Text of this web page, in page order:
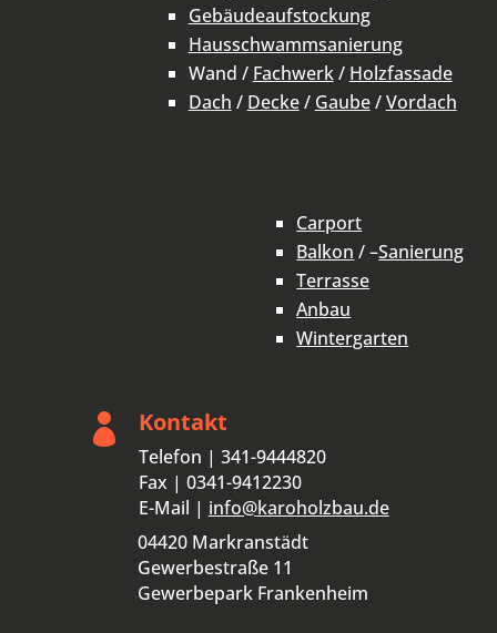
Gebäudeaufstockung
Hausschwammsanierung
Wand / Fachwerk/ Holzfassade
Dach / Decke/ Gaube/Vordach
Carport
Balkon / –Sanierung
Terrasse
Anbau
Wintergarten
 Kontakt
Telefon | 341-9444820
Fax | 0341-9412230
E-Mail | info@karoholzbau.de
04420 Markranstädt
Gewerbestraße 11
Gewerbepark Frankenheim